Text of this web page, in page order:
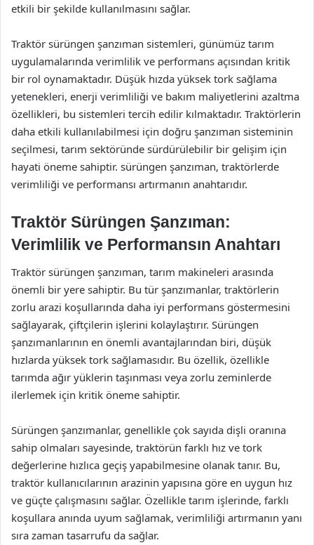
etkili bir şekilde kullanılmasını sağlar.
Traktör sürüngen şanzıman sistemleri, günümüz tarım
uygulamalarında verimlilik ve performans açısından kritik
bir rol oynamaktadır. Düşük hızda yüksek tork sağlama
yetenekleri, enerji verimliliği ve bakım maliyetlerini azaltma
özellikleri, bu sistemleri tercih edilir kılmaktadır. Traktörlerin
daha etkili kullanılabilmesi için doğru şanzıman sisteminin
seçilmesi, tarım sektöründe sürdürülebilir bir gelişim için
hayati öneme sahiptir. sürüngen şanzıman, traktörlerde
verimliliği ve performansı artırmanın anahtarıdır.
Traktör Sürüngen Şanzıman:
Verimlilik ve Performansın Anahtarı
Traktör sürüngen şanzıman, tarım makineleri arasında
önemli bir yere sahiptir. Bu tür şanzımanlar, traktörlerin
zorlu arazi koşullarında daha iyi performans göstermesini
sağlayarak, çiftçilerin işlerini kolaylaştırır. Sürüngen
şanzımanlarının en önemli avantajlarından biri, düşük
hızlarda yüksek tork sağlamasıdır. Bu özellik, özellikle
tarımda ağır yüklerin taşınması veya zorlu zeminlerde
ilerlemek için kritik öneme sahiptir.
Sürüngen şanzımanlar, genellikle çok sayıda dişli oranına
sahip olmaları sayesinde, traktörün farklı hız ve tork
değerlerine hızlıca geçiş yapabilmesine olanak tanır. Bu,
traktör kullanıcılarının arazinin yapısına göre en uygun hız
ve güçte çalışmasını sağlar. Özellikle tarım işlerinde, farklı
koşullara anında uyum sağlamak, verimliliği artırmanın yanı
sıra zaman tasarrufu da sağlar.